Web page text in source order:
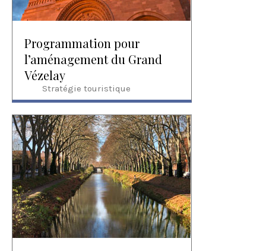
Programmation pour
l’aménagement du Grand
Vézelay
Stratégie touristique